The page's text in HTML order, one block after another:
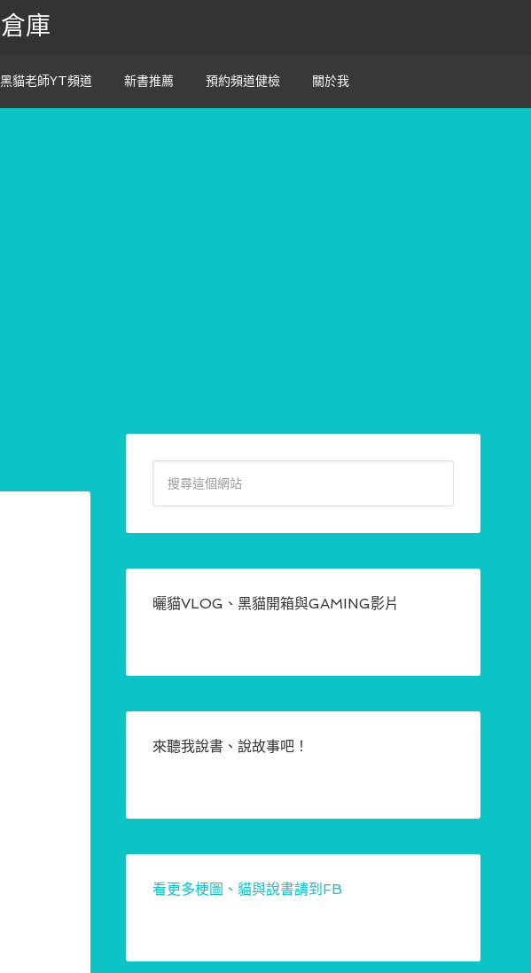
庫
黑貓老師YT頻道 新書推薦 預約頻道健檢 關於我
曬貓VLOG、黑貓開箱與GAMING影片
來聽我說書、說故事吧！
看更多梗圖、貓與說書請到FB